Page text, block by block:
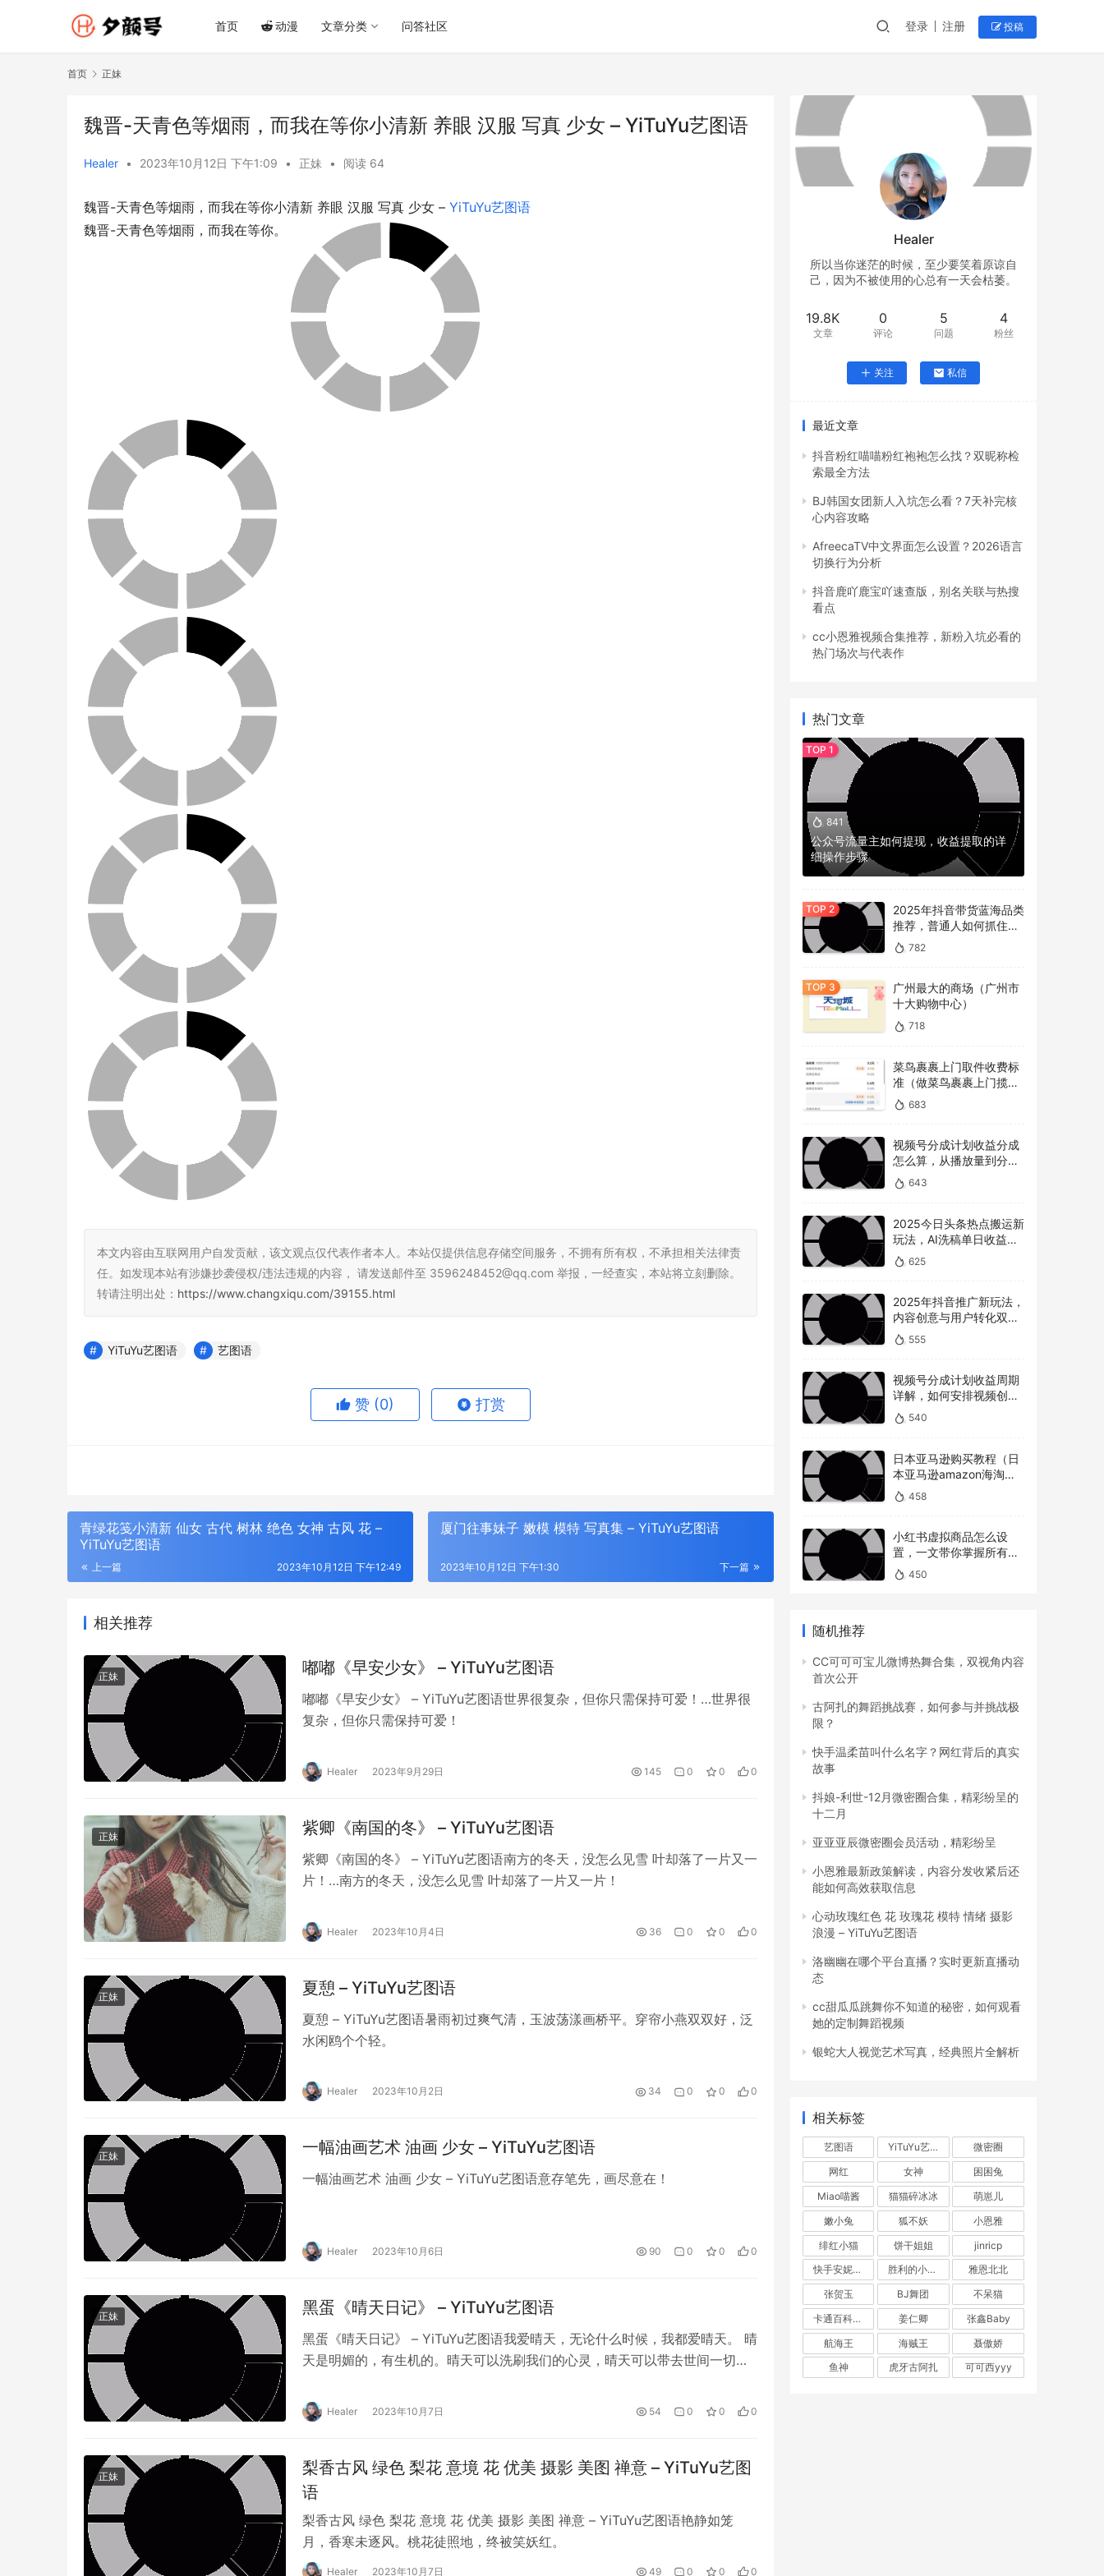
首页 动漫 文章分类 问答社区 登录 注册 投稿
首页 正妹
魏晋-天青色等烟雨，而我在等你小清新 养眼 汉服 写真 少女 – YiTuYu艺图语
Healer • 2023年10月12日 下午1:09 • 正妹 • 阅读 64
魏晋-天青色等烟雨，而我在等你小清新 养眼 汉服 写真 少女 – YiTuYu艺图语
魏晋-天青色等烟雨，而我在等你。
本文内容由互联网用户自发贡献，该文观点仅代表作者本人。本站仅提供信息存储空间服务，不拥有所有权，不承担相关法律责
任。如发现本站有涉嫌抄袭侵权/违法违规的内容， 请发送邮件至 3596248452@qq.com 举报，一经查实，本站将立刻删除。
转请注明出处： https://www.changxiqu.com/39155.html
YiTuYu艺图语 艺图语
赞 (0) 打赏
青绿花笺小清新 仙女 古代 树林 绝色 女神 古风 花 –
YiTuYu艺图语
上一篇 2023年10月12日 下午12:49
厦门往事妹子 嫩模 模特 写真集 – YiTuYu艺图语
下一篇
2023年10月12日 下午1:30
相关推荐
正妹 嘟嘟《早安少女》 – YiTuYu艺图语
嘟嘟《早安少女》 – YiTuYu艺图语世界很复杂，但你只需保持可爱！…世界很
复杂，但你只需保持可爱！
Healer 2023年9月29日 145 0 0 0
正妹 紫卿《南国的冬》 – YiTuYu艺图语
紫卿《南国的冬》 – YiTuYu艺图语南方的冬天，没怎么见雪 叶却落了一片又一
片！…南方的冬天，没怎么见雪 叶却落了一片又一片！
Healer 2023年10月4日 36 0 0 0
正妹 夏憩 – YiTuYu艺图语
夏憩 – YiTuYu艺图语暑雨初过爽气清，玉波荡漾画桥平。穿帘小燕双双好，泛
水闲鸥个个轻。
Healer 2023年10月2日 34 0 0 0
正妹 一幅油画艺术 油画 少女 – YiTuYu艺图语
一幅油画艺术 油画 少女 – YiTuYu艺图语意存笔先，画尽意在！
Healer 2023年10月6日 90 0 0 0
正妹 黑蛋《晴天日记》 – YiTuYu艺图语
黑蛋《晴天日记》 – YiTuYu艺图语我爱晴天，无论什么时候，我都爱晴天。 晴
天是明媚的，有生机的。晴天可以洗刷我们的心灵，晴天可以带去世间一切肮
天。 晴天是明媚的，有生机的。晴天可以洗刷我们的心灵，晴天可以带去世间
一切肮脏的事物，可以让我们重新感到世 &#8230…
Healer 2023年10月7日 54 0 0 0
正妹
梨香古风 绿色 梨花 意境 花 优美 摄影 美图 禅意 – YiTuYu艺图
语
梨香古风 绿色 梨花 意境 花 优美 摄影 美图 禅意 – YiTuYu艺图语艳静如笼
月，香寒未逐风。桃花徒照地，终被笑妖红。
Healer 2023年10月7日 49 0 0 0
Healer
所以当你迷茫的时候，至少要笑着原谅自
己，因为不被使用的心总有一天会枯萎。
19.8K
文章
0
评论
5
问题
4
粉丝
关注 私信
最近文章
抖音粉红喵喵粉红袍袍怎么找？双昵称检
索最全方法
BJ韩国女团新人入坑怎么看？7天补完核
心内容攻略
AfreecaTV中文界面怎么设置？2026语言
切换行为分析
抖音鹿吖鹿宝吖速查版，别名关联与热搜
看点
cc小恩雅视频合集推荐，新粉入坑必看的
热门场次与代表作
热门文章
841
公众号流量主如何提现，收益提取的详
细操作步骤
2025年抖音带货蓝海品类
推荐，普通人如何抓住冷
门机会？
782
广州最大的商场（广州市
十大购物中心）
718
菜鸟裹裹上门取件收费标
准（做菜鸟裹裹上门揽件
的看过来）
683
视频号分成计划收益分成
怎么算，从播放量到分成
的全解读
643
2025今日头条热点搬运新
玩法，AI洗稿单日收益
300+技巧
625
2025年抖音推广新玩法，
内容创意与用户转化双提
升
555
视频号分成计划收益周期
详解，如何安排视频创作
和提现时间？
540
日本亚马逊购买教程（日
本亚马逊amazon海淘下
单教程攻略）
458
小红书虚拟商品怎么设
置，一文带你掌握所有操
作 450
随机推荐
CC可可可宝儿微博热舞合集，双视角内容
首次公开
古阿扎的舞蹈挑战赛，如何参与并挑战极
限？
快手温柔苗叫什么名字？网红背后的真实
故事
抖娘-利世-12月微密圈合集，精彩纷呈的
十二月
亚亚亚辰微密圈会员活动，精彩纷呈
小恩雅最新政策解读，内容分发收紧后还
能如何高效获取信息
心动玫瑰红色 花 玫瑰花 模特 情绪 摄影
浪漫 – YiTuYu艺图语
洛幽幽在哪个平台直播？实时更新直播动
态
cc甜瓜瓜跳舞你不知道的秘密，如何观看
她的定制舞蹈视频
银蛇大人视觉艺术写真，经典照片全解析
相关标签
艺图语 YiTuYu艺图语
微密圈
网红
女神
困困兔
Miao喵酱
猫猫碎冰冰
萌崽儿
嫩小兔
狐不妖
小恩雅
绯红小猫
饼干姐姐
jinricp
快手安妮朵朵
胜利的小生活
雅恩北北
张贺玉
BJ舞团
不呆猫
卡通百科老王
姜仁卿
张鑫Baby
航海王
海贼王
聂傲娇
鱼神
虎牙古阿扎 可可西yyy